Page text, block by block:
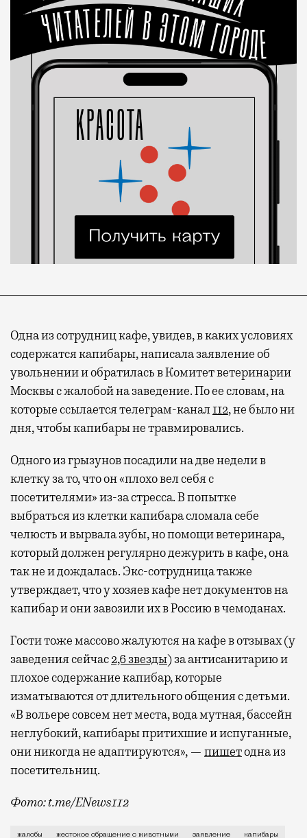
Одна из сотрудниц кафе, увидев, в каких условиях
содержатся капибары, написала заявление об
увольнении и обратилась в Комитет ветеринарии
Москвы с жалобой на заведение. По ее словам, на
которые ссылается телеграм-канал112, не было ни
дня, чтобы капибары не травмировались.
Одного из грызунов посадили на две недели в
клетку за то, что он «плохо вел себя с
посетителями» из-за стресса. В попытке
выбраться из клетки капибара сломала себе
челюсть и вырвала зубы, но помощи ветеринара,
который должен регулярно дежурить в кафе, она
так не и дождалась. Экс-сотрудница также
утверждает, что у хозяев кафе нет документов на
капибар и они завозили их в Россию в чемоданах.
Гости тоже массово жалуются на кафе в отзывах (у
заведения сейчас2,6 звезды) за антисанитарию и
плохое содержание капибар, которые
изматываются от длительного общения с детьми.
«В вольере совсем нет места, вода мутная, бассейн
неглубокий, капибары притихшие и испуганные,
они никогда не адаптируются», — пишетодна из
посетительниц.
Фото: t.me/ENews112
С момента открытия нового контактного кафе с
жалобы жестокое обращение с животными заявление капибары